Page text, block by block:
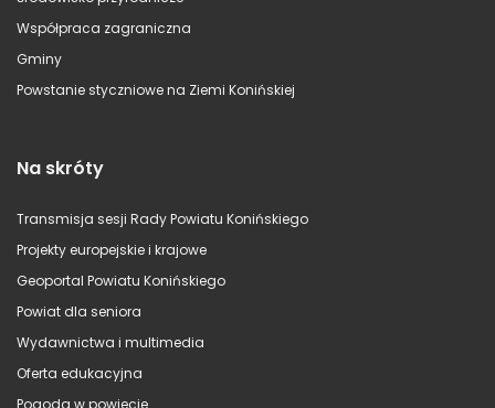
Współpraca zagraniczna
Gminy
Powstanie styczniowe na Ziemi Konińskiej
Na skróty
Transmisja sesji Rady Powiatu Konińskiego
Projekty europejskie i krajowe
Geoportal Powiatu Konińskiego
Powiat dla seniora
Wydawnictwa i multimedia
Oferta edukacyjna
Pogoda w powiecie